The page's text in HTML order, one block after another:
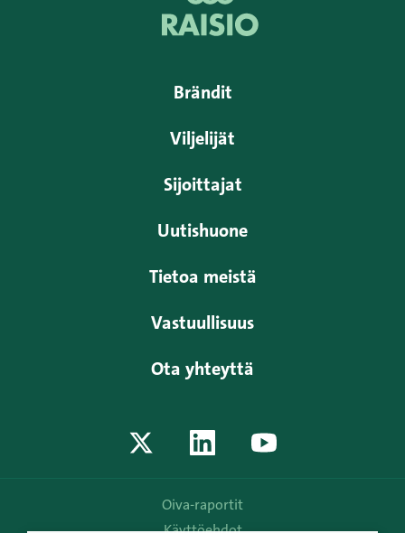
Brändit
Viljelijät
Sijoittajat
Uutishuone
Tietoa meistä
Vastuullisuus
Ota yhteyttä
Oiva-raportit